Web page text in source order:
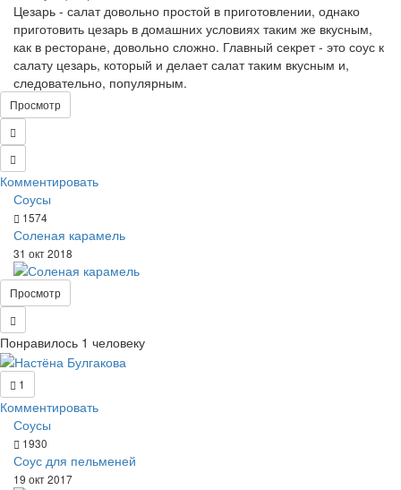
Цезарь - салат довольно простой в приготовлении, однако
приготовить цезарь в домашних условиях таким же вкусным,
как в ресторане, довольно сложно. Главный секрет - это соус к
салату цезарь, который и делает салат таким вкусным и,
следовательно, популярным.
Просмотр
Комментировать
Соусы
1574
Соленая карамель
31 окт 2018
Просмотр
Понравилось 1 человеку
1
Комментировать
Соусы
1930
Соус для пельменей
19 окт 2017